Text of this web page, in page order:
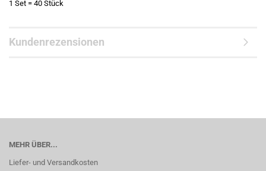
1 Set = 40 Stück
Kundenrezensionen
MEHR ÜBER...
Liefer- und Versandkosten